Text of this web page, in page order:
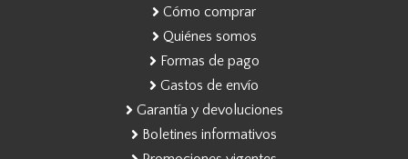
Cómo comprar
Quiénes somos
Formas de pago
Gastos de envío
Garantía y devoluciones
Boletines informativos